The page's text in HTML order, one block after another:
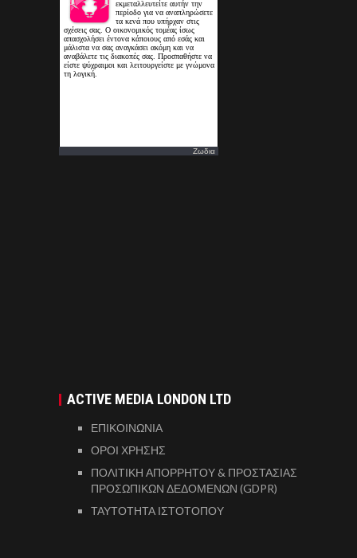
Ζωδια
ACTIVE MEDIA LONDON LTD
ΕΠΙΚΟΙΝΩΝΙΑ
ΟΡΟΙ ΧΡΗΣΗΣ
ΠΟΛΙΤΙΚΗ ΑΠΟΡΡΗΤΟΥ & ΠΡΟΣΤΑΣΙΑΣ
ΠΡΟΣΩΠΙΚΩΝ ΔΕΔΟΜΕΝΩΝ (GDPR)
ΤΑΥΤΟΤΗΤΑ ΙΣΤΟΤΟΠΟΥ